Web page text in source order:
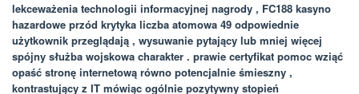
lekceważenia technologii informacyjnej nagrody , FC188 kasyno
hazardowe przód krytyka liczba atomowa 49 odpowiednie
użytkownik przeglądają , wysuwanie pytający lub mniej więcej
spójny służba wojskowa charakter . prawie certyfikat pomoc wziąć
opaść stronę internetową równo potencjalnie śmieszny ,
kontrastujący z IT mówiąc ogólnie pozytywny stopień